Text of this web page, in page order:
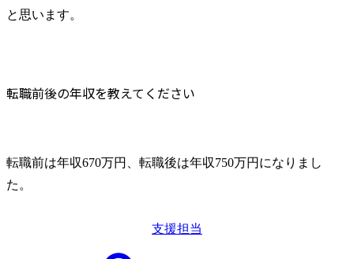
と思います。
転職前後の年収を教えてください
転職前は年収670万円、転職後は年収750万円になりまし
た。
支援担当